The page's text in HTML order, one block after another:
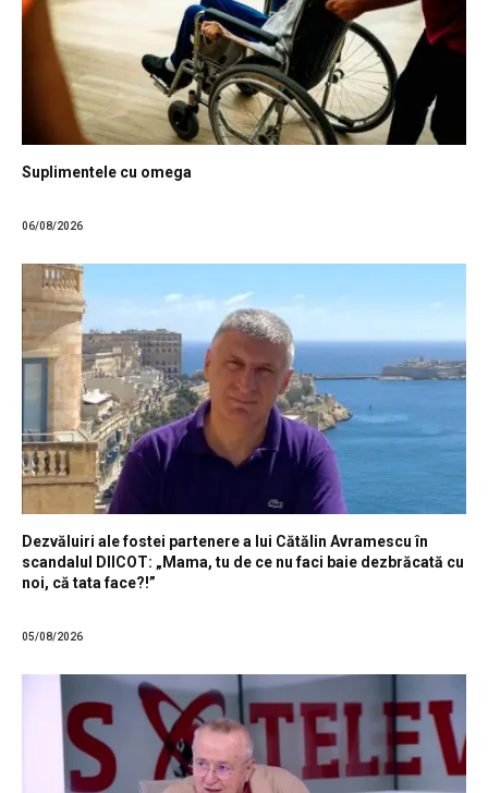
Suplimentele cu omega
06/08/2026
Dezvăluiri ale fostei partenere a lui Cătălin Avramescu în
scandalul DIICOT: „Mama, tu de ce nu faci baie dezbrăcată cu
noi, că tata face?!”
05/08/2026